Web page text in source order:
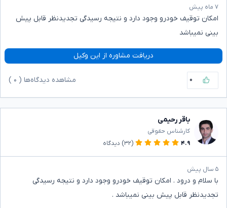
۷ ماه پیش
امکان توقیف خودرو وجود دارد و نتیجه رسیدگی تجدیدنظر قابل پیش
بینی نمیباشد
دریافت مشاوره از این وکیل
۰ مشاهده دیدگاه‌ها ( ۰
باقر رحیمی
کارشناس حقوقی
۴.۹
(۳۲) دیدگاه
۵ سال پیش
با سلام و درود . امکان توقیف خودرو وجود دارد و نتیجه رسیدگی
تجدیدنظر قابل پیش بینی نمیباشد .